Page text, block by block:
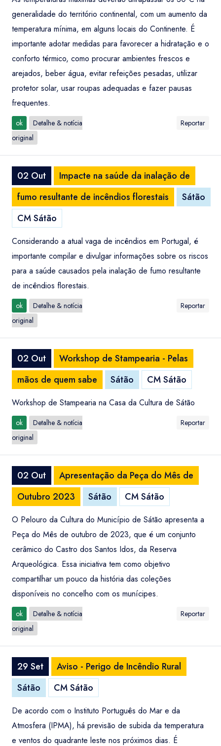
generalidade do território continental, com um aumento da
temperatura mínima, em alguns locais do Continente. É
importante adotar medidas para favorecer a hidratação e o
conforto térmico, como procurar ambientes frescos e
arejados, beber água, evitar refeições pesadas, utilizar
protetor solar, usar roupas adequadas e fazer pausas
frequentes.
ok
Detalhe & notícia
original
Reportar
02 Out
Impacte na saúde da inalação de
fumo resultante de incêndios florestais
Sátão
CM Sátão
Considerando a atual vaga de incêndios em Portugal, é
importante compilar e divulgar informações sobre os riscos
para a saúde causados pela inalação de fumo resultante
de incêndios florestais.
ok
Detalhe & notícia
original
Reportar
02 Out
Workshop de Stampearia - Pelas
mãos de quem sabe
Sátão CM Sátão
Workshop de Stampearia na Casa da Cultura de Sátão
ok
Detalhe & notícia
original
Reportar
02 Out
Apresentação da Peça do Mês de
Outubro 2023
Sátão CM Sátão
O Pelouro da Cultura do Município de Sátão apresenta a
Peça do Mês de outubro de 2023, que é um conjunto
cerâmico do Castro dos Santos Idos, da Reserva
Arqueológica. Essa iniciativa tem como objetivo
compartilhar um pouco da história das coleções
disponíveis no concelho com os munícipes.
ok
Detalhe & notícia
original
Reportar
29 Set
Aviso - Perigo de Incêndio Rural
Sátão
CM Sátão
De acordo com o Instituto Português do Mar e da
Atmosfera (IPMA), há previsão de subida da temperatura
e ventos do quadrante leste nos próximos dias. É